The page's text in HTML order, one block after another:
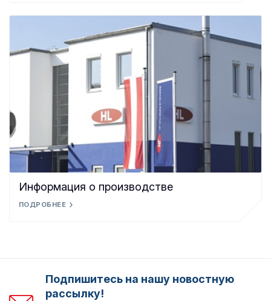
Информация о производстве
ПОДРОБНЕЕ
Подпишитесь на нашу новостную
рассылку!